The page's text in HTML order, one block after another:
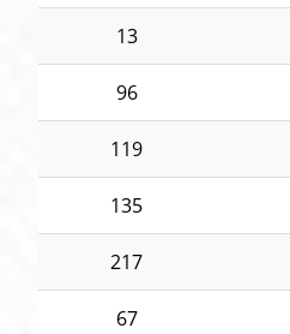
13
96
119
135
217
67